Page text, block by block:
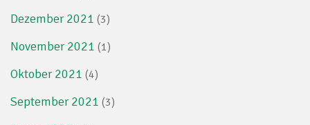
Dezember 2021 (3)
November 2021 (1)
Oktober 2021 (4)
September 2021 (3)